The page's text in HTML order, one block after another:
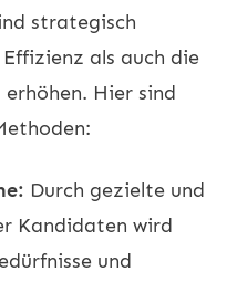
strategisch
als auch die
Hier sind
Durch gezielte und
Kandidaten wird
und